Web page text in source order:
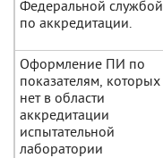
Федеральной службой
по аккредитации.
Оформление ПИ по
показателям, которых
нет в области
аккредитации
испытательной
лаборатории